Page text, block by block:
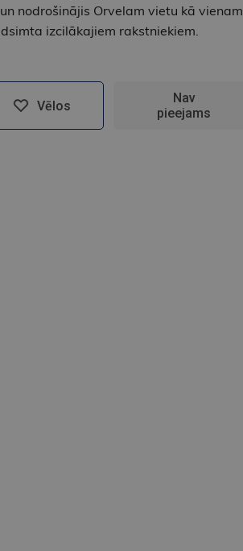
nodrošinājis Orvelam vietu kā vienam
izcilākajiem rakstniekiem.
Vēlos
Nav
pieejams